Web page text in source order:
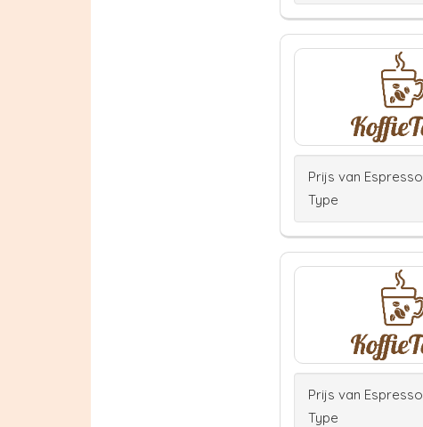
Prijs van Espresso
Type
Prijs van Espresso
Type